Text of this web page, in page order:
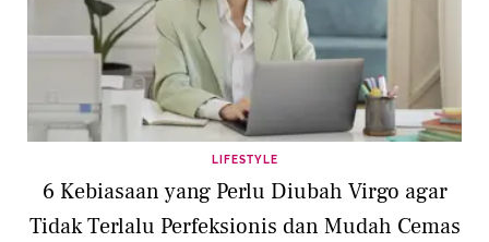
LIFESTYLE
6 Kebiasaan yang Perlu Diubah Virgo agar
Tidak Terlalu Perfeksionis dan Mudah Cemas